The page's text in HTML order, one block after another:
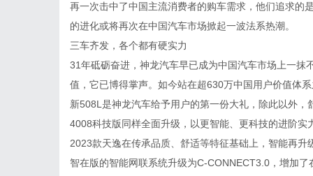
再一次击中了中国主流消费者的购车需求，他们追求的
的进化或将再次在中国汽车市场掀起一波法系热潮。
三车齐发，各个都有硬实力
31年砥砺奋进，神龙汽车早已成为中国汽车市场上一抹
值，它已博得掌声。如今站在超630万中国用户价值体
新508L是神龙汽车给予用户的第一份大礼，除此以外
4008科技版同样全面升级，以更智能、更科技的进阶实
2023款天逸在传承品质、舒适等特征基础上，智能再
智在版的智能网联系统升级为C-CONNECT3.0，增加